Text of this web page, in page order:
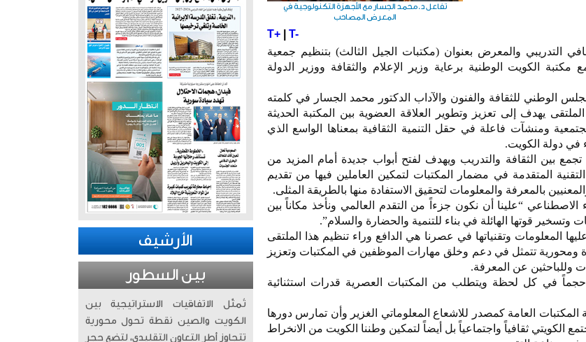
تفاعل د.محمد الجسار مع الأجهزة التكنولوجية في
المعرض المصاحب
T+| T-
التدريبي والمعرض بعنوان (مكتبات الجيل الثالث) بتنظيم جمعية
مكتبة الكويت الوطنية برعاية وزير الإعلام والثقافة ووزير الدولة
الوطني للثقافة والفنون والآداب الدكتور محمد الجسار في كلمته
يهدف إلى تعزيز وتطوير العلاقة العضوية بين المكتبة الحديثة
ومنشآت فاعلة في حقل التنمية الثقافية بمعناها الواسع الذي
في دولة الكويت.
بين الثقافة والتدريب ويهدف لفتح أبواب جديدة أمام المزيد من
المتقدمة في مضمار المكتبات لتمكين العاملين فيها من تقديم
بالمعرفة والمعلومات لتحقيق الاستفادة منها بالطريقة المثلى.
“علينا أن نكون جزءاً من التقدم العالمي ونأخذ مكاناً بين
وتسخير قوتها الهائلة في بناء للتنمية والحضارة والسلام”.
المعلومات وتقنياتها في عصرنا هي الدافع وراء تنظيم هذا الملتقى
ومحورية تتمثل في دعم وخلق مهارات الموظفين في المكتبات وتعزيز
وللباحثين عن المعرفة.
في كل لحظة ويتطلب من المكتبات العصرية قدرات استثنائية
العامة كمصدر للاشعاع المعلوماتي الغزير وأن تمارس دورها
الكويتي ثقافياً واجتماعياً بل أيضاً لتمكين وطننا الكويت من الانخراط
الأرشيف
بين السطور
تُمثّل الاتفاقيات الاستراتيجية بين
الكويت والصين نقطة تحول محورية
تتجاوز أطر التعاون التقليدي، لتضع حجر